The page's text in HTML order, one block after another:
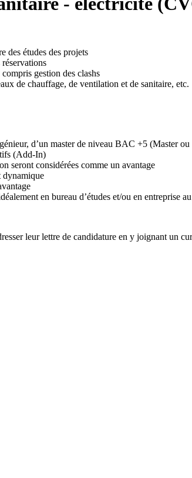
des études des projets
gestion des clashs
de chauffage, de ventilation et de sanitaire, etc.
d’un master de niveau BAC +5 (Master
(Add-In)
seront considérées comme un avantage
dynamique
en bureau d’études et/ou en entreprise
leur lettre de candidature en y joignant un